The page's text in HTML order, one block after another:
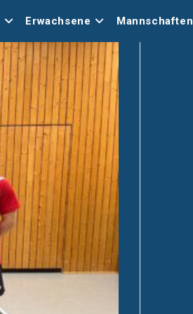
Erwachsene Mannschaften